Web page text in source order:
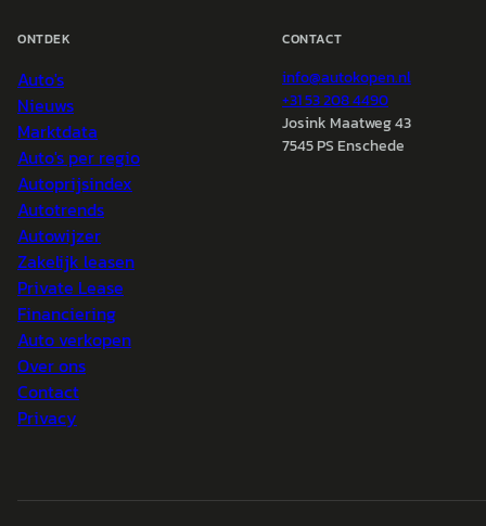
ONTDEK
Auto's
Nieuws
Marktdata
Auto's per regio
Autoprijsindex
Autotrends
Autowijzer
Zakelijk leasen
Private Lease
Financiering
Auto verkopen
Over ons
Contact
Privacy
CONTACT
info@autokopen.nl
+31 53 208 4490
Josink Maatweg 43
7545 PS Enschede